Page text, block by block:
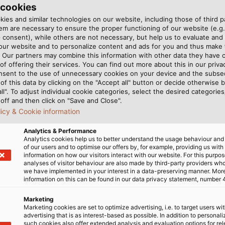
Leitungen ist es unser Ziel, ökonomisch erfolgreich
wichtig; und einen solches erwarten wir auch von
werden möchten, dann nehmen Sie mit uns
am Besten zusammen.
and similar technologies on our website, including those of third
are necessary to ensure the proper functioning of our website
consent), while others are not necessary, but help us to evaluate and
website and to personalize content and ads for you and thus make
partners may combine this information with other data they have
offering their services. You can find out more about this in our
to the use of unnecessary cookies on your device and the
this data by clicking on the "Accept all" button or decide otherwise
To adjust individual cookie categories, select the desired
and then click on "Save and Close".
& Cookie information
Analytics & Performance
Analytics cookies help us to better understand the usage behaviour
of our users and to optimise our offers by, for example, providing us with
information on how our visitors interact with our website. For this
analyses of visitor behaviour are also made by third-party providers
we have implemented in your interest in a data-preserving manner.
information on this can be found in our data privacy statement, number
Marketing
Marketing cookies are set to optimize advertising, i.e. to target users
advertising that is as interest-based as possible. In addition to
such cookies also offer extended analysis and evaluation options for